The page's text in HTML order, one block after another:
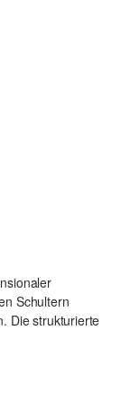
Schultern
Die strukturierte